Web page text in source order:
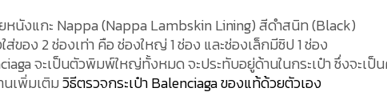
หนังแกะ Nappa (Nappa Lambskin Lining) สีดำสนิท (Black)
ส่ของ 2 ช่องเท่า คือ ช่องใหญ่ 1 ช่อง และช่องเล็กมีซิป 1 ช่อง
จะเป็นตัวพิมพ์ใหญ่ทั้งหมด จะประทับอยู่ด้านในกระเป๋า ซึ่งจะเป็น
นเพิ่มเติมวิธีตรวจกระเป๋า Balenciaga ของแท้ด้วยตัวเอง